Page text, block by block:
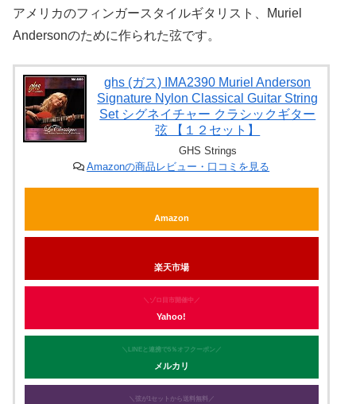
アメリカのフィンガースタイルギタリスト、Muriel
Andersonのために作られた弦です。
ghs (ガス) IMA2390 Muriel Anderson
Signature Nylon Classical Guitar String
Set シグネイチャー クラシックギター
弦 【１２セット】
GHS Strings
Amazonの商品レビュー・口コミを見る
Amazon
楽天市場
＼ゾロ目市開催中／
Yahoo!
＼LINEと連携で5％オフクーポン／
メルカリ
＼弦が1セットから送料無料／